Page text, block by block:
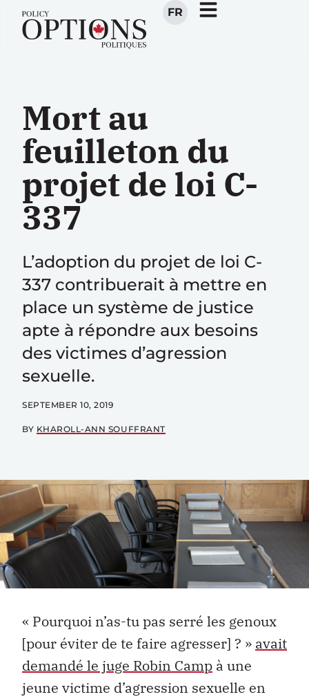
FR
Mort au
feuilleton du
projet de loi C-
337
L’adoption du projet de loi C-
337 contribuerait à mettre en
place un système de justice
apte à répondre aux besoins
des victimes d’agression
sexuelle.
SEPTEMBER 10, 2019
BY KHAROLL-ANN SOUFFRANT
« Pourquoi n’as-tu pas serré les genoux
[pour éviter de te faire agresser] ? » avait
demandé le juge Robin Camp à une
jeune victime d’agression sexuelle en